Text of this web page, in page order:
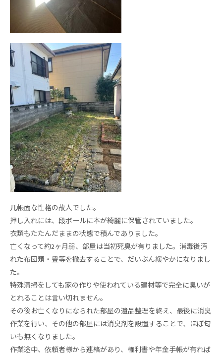
几帳面な性格の故人でした。
押し入れには、段ボールに本が綺麗に保管されていました。
衣類もたたんだままの状態で積んでありました。
亡くなって約2ヶ月弱、部屋は当初死臭が有りました。消毒後汚
れた布団類・畳等を撤去することで、だいぶん緩やかになりまし
た。
特殊清掃をしても家の作りや使われている建材等で完全に臭いが
とれることは言い切れません。
その後お亡くなりになられた部屋の遺品整理を終え、最後に消臭
作業を行い、その他の部屋には消臭剤を設置することで、ほぼ匂
いも無くなりました。
作業途中、依頼者様から連絡があり、権利書や年金手帳が有れば